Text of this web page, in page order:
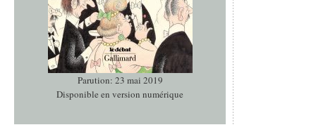
Parution: 23 mai 2019
Disponible en version numérique